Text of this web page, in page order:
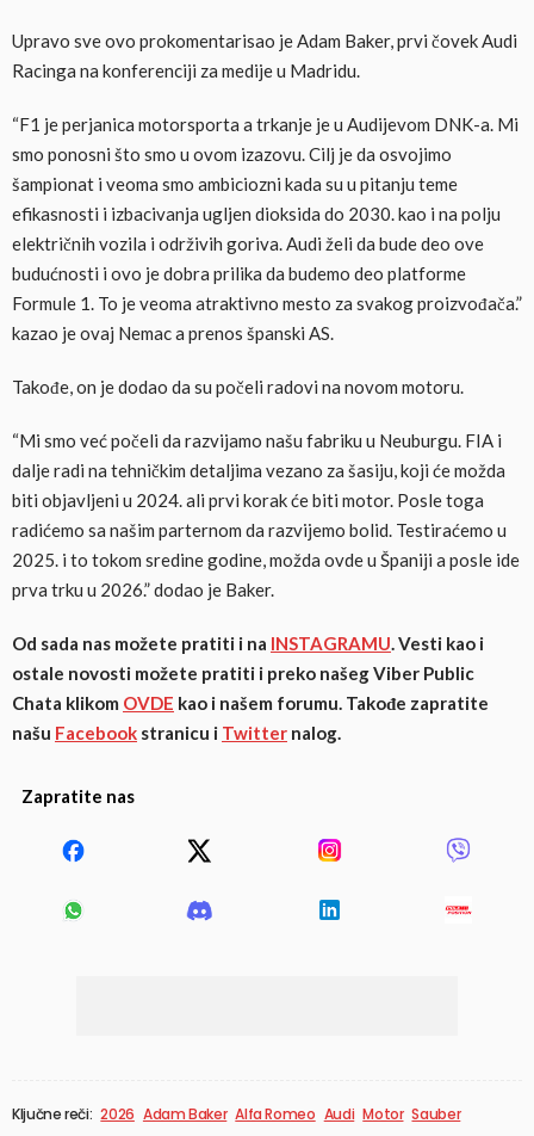
Upravo sve ovo prokomentarisao je Adam Baker, prvi čovek Audi
Racinga na konferenciji za medije u Madridu.
“F1 je perjanica motorsporta a trkanje je u Audijevom DNK-a. Mi
smo ponosni što smo u ovom izazovu. Cilj je da osvojimo
šampionat i veoma smo ambiciozni kada su u pitanju teme
efikasnosti i izbacivanja ugljen dioksida do 2030. kao i na polju
električnih vozila i održivih goriva. Audi želi da bude deo ove
budućnosti i ovo je dobra prilika da budemo deo platforme
Formule 1. To je veoma atraktivno mesto za svakog proizvođača.”
kazao je ovaj Nemac a prenos španski AS.
Takođe, on je dodao da su počeli radovi na novom motoru.
“Mi smo već počeli da razvijamo našu fabriku u Neuburgu. FIA i
dalje radi na tehničkim detaljima vezano za šasiju, koji će možda
biti objavljeni u 2024. ali prvi korak će biti motor. Posle toga
radićemo sa našim parternom da razvijemo bolid. Testiraćemo u
2025. i to tokom sredine godine, možda ovde u Španiji a posle ide
prva trku u 2026.” dodao je Baker.
Od sada nas možete pratiti i na INSTAGRAMU. Vesti kao i
ostale novosti možete pratiti i preko našeg Viber Public
Chata klikom OVDE kao i našem forumu. Takođe zapratite
našu Facebook stranicu i Twitter nalog.
Zapratite nas
Ključne reči: 2026 Adam Baker Alfa Romeo Audi Motor Sauber